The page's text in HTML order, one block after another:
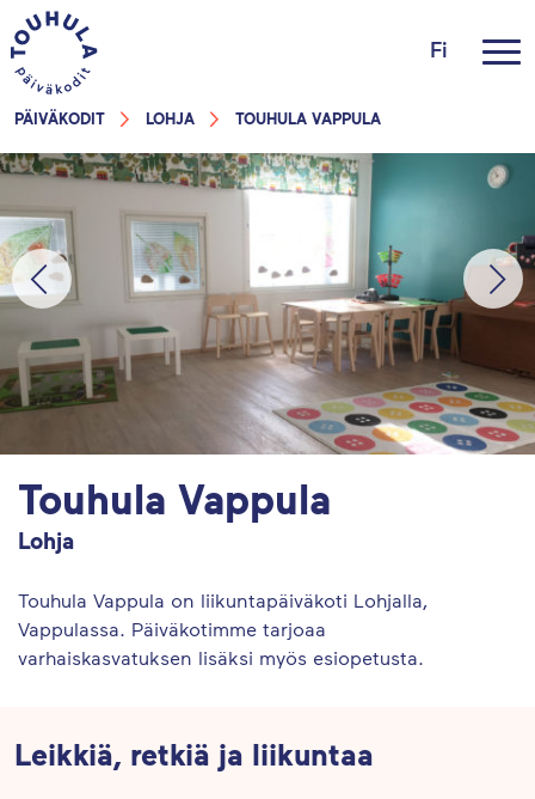
Fi
PÄIVÄKODIT LOHJA TOUHULA VAPPULA
Touhula Vappula
Lohja
Touhula Vappula on liikuntapäiväkoti Lohjalla,
Vappulassa. Päiväkotimme tarjoaa
varhaiskasvatuksen lisäksi myös esiopetusta.
Leikkiä, retkiä ja liikuntaa